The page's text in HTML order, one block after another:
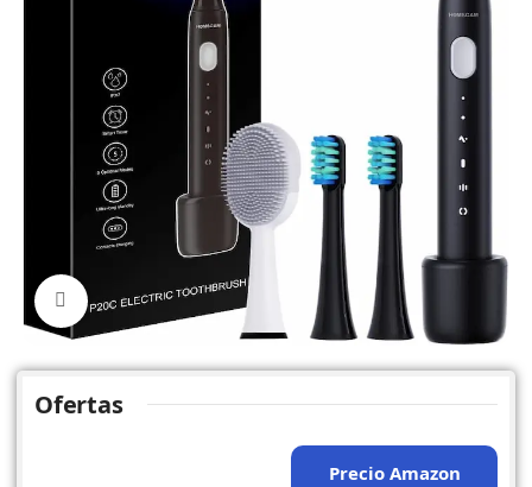
Click to enlarge
Ofertas
Precio Amazon